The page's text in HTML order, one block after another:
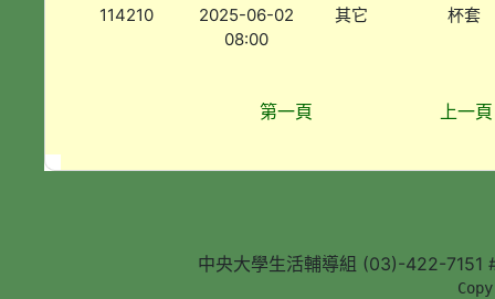
114210
2025-06-02
08:00
其它 杯套
第一頁 上一頁
中央大學生活輔導組 (03)-422-7151